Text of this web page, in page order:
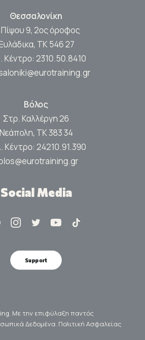
Θεσσαλονίκη
9, 2ος όροφος
ΤΚ 546 27
Κέντρο: 2310.50.8410
Βόλος
Στρ. Καλλέργη 26
Νεάπολη, ΤΚ 383 34
Κέντρο: 24210.91.390
Social Media
Support
Με την επιφύλαξη παντός
Δεδομένα. Πολιτική Ασφαλείας